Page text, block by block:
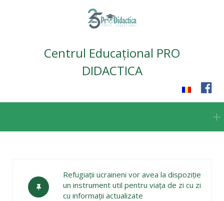
Centrul Educațional PRO
DIDACTICA
content
Refugiații ucraineni vor avea la dispoziție
un instrument util pentru viața de zi cu zi
cu informații actualizate